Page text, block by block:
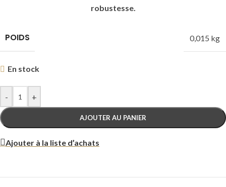
robustesse.
POIDS 0,015 kg
En stock
- +
AJOUTER AU PANIER
Ajouter à la liste d’achats